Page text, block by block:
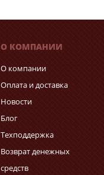
О КОМПАНИИ
О компании
Оплата и доставка
Новости
Блог
Техподдержка
Возврат денежных
средств